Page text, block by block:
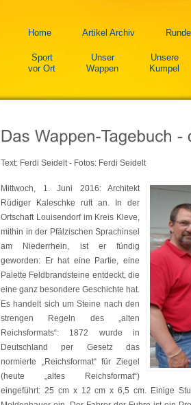
Home Artikel Archiv
Sport
vor Ort
Unser
Wappen
Unsere
Kumpel
Text: Ferdi Seidelt - Fotos: Ferdi Seidelt
Mittwoch, 1. Juni 2016: Architekt
Rüdiger Kaleschke ruft an. In der
Ortschaft Louisendorf im Kreis Kleve,
mithin in der Pfälzischen Sprachinsel
am Niederrhein, ist er fündig
geworden: Er hat eine Partie, eine
Palette Feldbrandsteine entdeckt, die
eine ganz besondere Geschichte hat.
Es handelt sich um Steine nach den
strengen Regeln des „alten
Reichsformats“: 1872 wurde in
Deutschland per Gesetz das
normierte „Reichsformat“ für Ziegel
(heute „altes Reichsformat“)
eingeführt: 25 cm x 12 cm x 6,5 cm. Einige